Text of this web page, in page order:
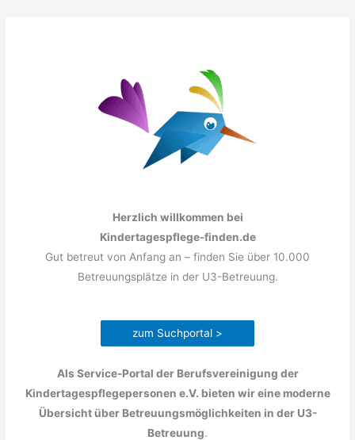
Herzlich willkommen bei
Kindertagespflege-finden.de
Gut betreut von Anfang an – finden Sie über 10.000
Betreuungsplätze in der U3-Betreuung.
zum Suchportal >
Als Service-Portal der Berufsvereinigung der
Kindertagespflegepersonen e.V. bieten wir eine moderne
Übersicht über Betreuungsmöglichkeiten in der U3-
Betreuung.